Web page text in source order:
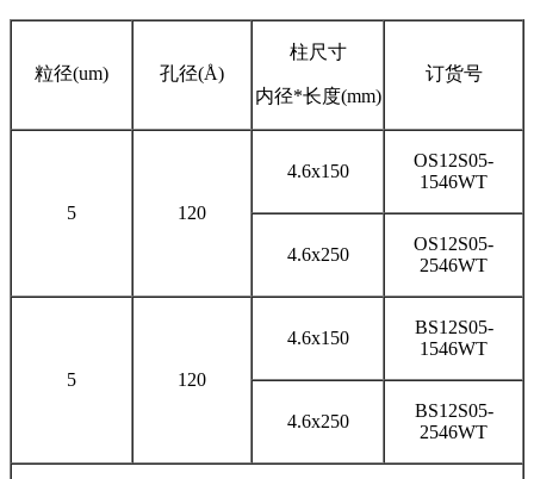
粒径(um) 孔径(Å)
柱尺寸
内径*长度(mm)
订货号
5 120
4.6x150
OS12S05-
1546WT
4.6x250
OS12S05-
2546WT
5 120
4.6x150
BS12S05-
1546WT
4.6x250
BS12S05-
2546WT